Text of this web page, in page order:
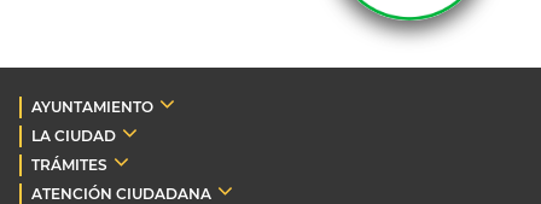
AYUNTAMIENTO
LA CIUDAD
TRÁMITES
ATENCIÓN CIUDADANA